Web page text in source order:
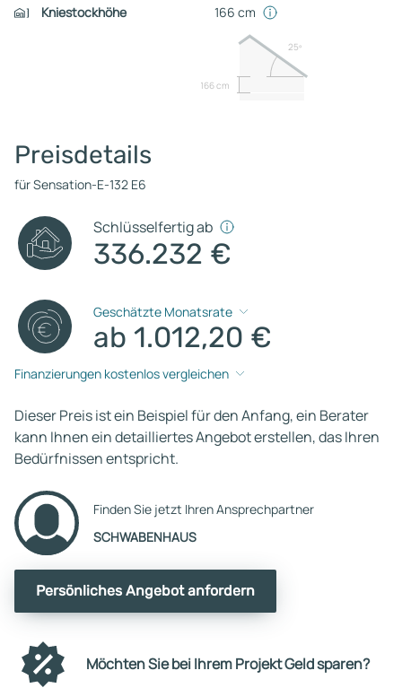
Kniestockhöhe 166 cm
166 cm
25º
Preisdetails
für Sensation-E-132 E6
Schlüsselfertig ab
336.232 €
Geschätzte Monatsrate
ab 1.012,20 €
Finanzierungen kostenlos vergleichen
Dieser Preis ist ein Beispiel für den Anfang, ein Berater
kann Ihnen ein detailliertes Angebot erstellen, das Ihren
Bedürfnissen entspricht.
Finden Sie jetzt Ihren Ansprechpartner
SCHWABENHAUS
Persönliches Angebot anfordern
Möchten Sie bei Ihrem Projekt Geld sparen?